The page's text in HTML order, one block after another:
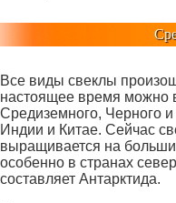
Все виды свеклы
настоящее время можно
Средиземного, Черного
Индии и Китае. Сейчас
выращивается на
особенно в странах
составляет Антарктида.